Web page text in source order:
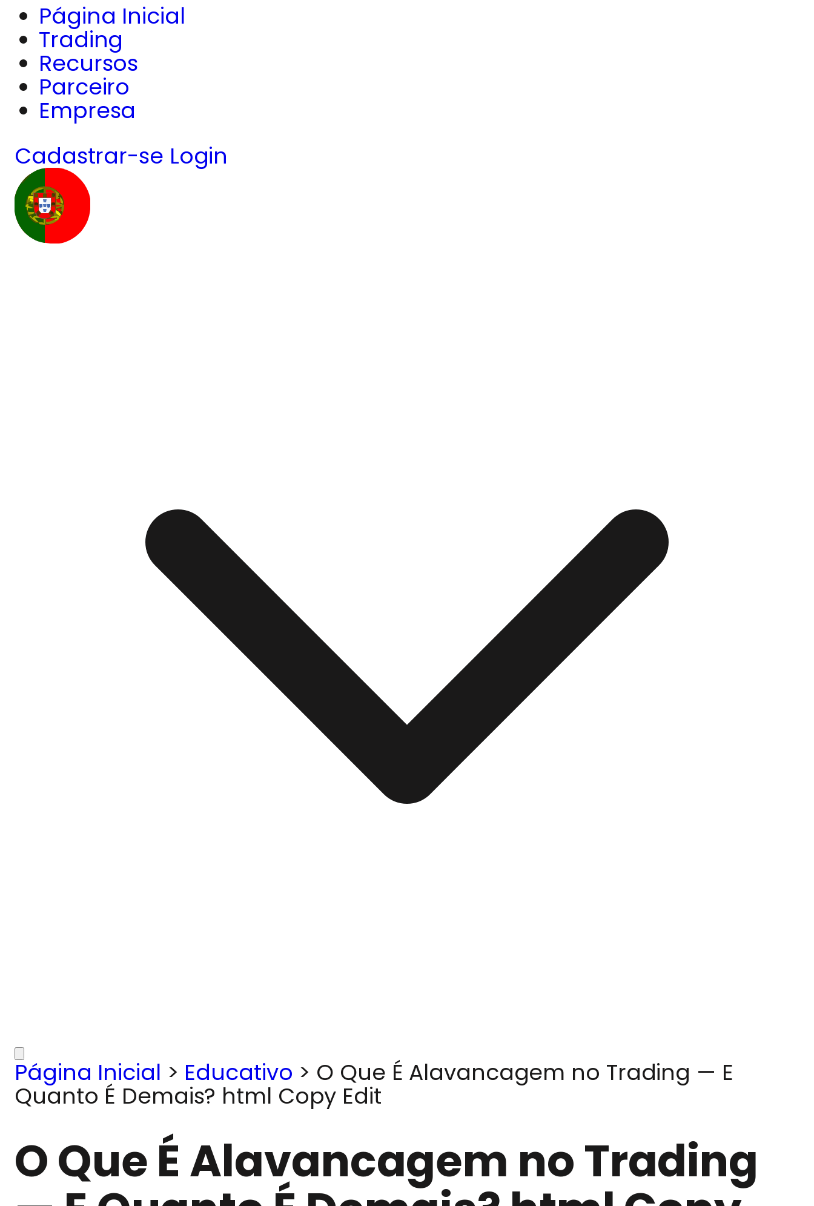
Página Inicial
Trading
Recursos
Parceiro
Empresa
Cadastrar-se Login
Página Inicial > Educativo > O Que É Alavancagem no Trading — E
Quanto É Demais? html Copy Edit
O Que É Alavancagem no Trading